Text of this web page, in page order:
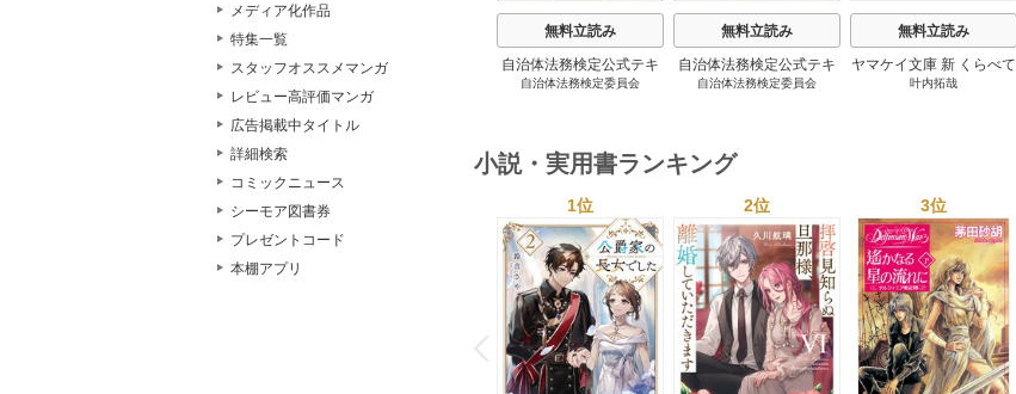
メディア化作品
特集一覧
スタッフオススメマンガ
レビュー高評価マンガ
広告掲載中タイトル
詳細検索
コミックニュース
シーモア図書券
プレゼントコード
本棚アプリ
無料立読み
自治体法務検定公式テキ
スト 政策法務編 ２０
自治体法務検定委員会
無料立読み
自治体法務検定公式テキ
スト 基本法務編 ２０
自治体法務検定委員会
無料立読み
ヤマケイ文庫 新 くらべて
わかる野鳥300 1巻
叶内拓哉
小説・実用書ランキング
P
r
e
v
i
o
u
s
1位 2位 3位